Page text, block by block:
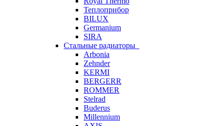
Теплоприбор
BILUX
Germanium
SIRA
Стальные радиаторы
Arbonia
Zehnder
KERMI
BERGERR
ROMMER
Stelrad
Buderus
Millennium